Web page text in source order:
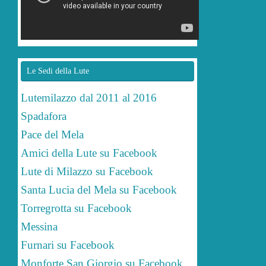
Le Sedi della Lute
Lutemilazzo dal 2011 al 2016
Spadafora
Pace del Mela
Amici della Lute su Facebook
Lute di Milazzo su Facebook
Santa Lucia del Mela su Facebook
Torregrotta su Facebook
Messina
Furnari su Facebook
Monforte San Giorgio su Facebook